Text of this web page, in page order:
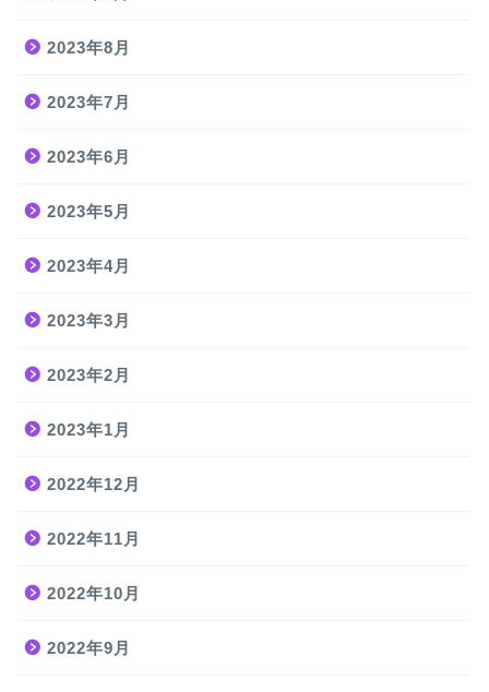
2023年8月
2023年7月
2023年6月
2023年5月
2023年4月
2023年3月
2023年2月
2023年1月
2022年12月
2022年11月
2022年10月
2022年9月